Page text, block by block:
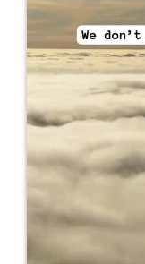
¿Estudiaste inglés
confianza? Tal vez
Tal vez… no era el
vacías.
profesionales
No presionamos.
No
en fluidez y
Escribinos
Agendá entrevista
nuestro